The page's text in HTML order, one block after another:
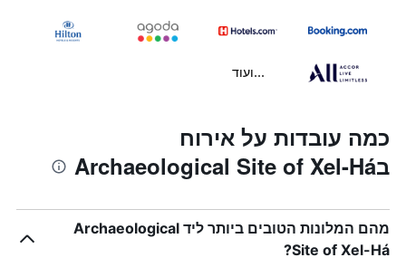
...ועוד
כמה עובדות על אירוח
בArchaeological Site of Xel-Há
מהם המלונות הטובים ביותר ליד Archaeological
Site of Xel-Há?